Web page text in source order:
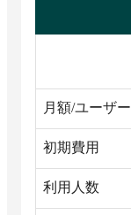
月額/ユーザー
初期費用
利用人数